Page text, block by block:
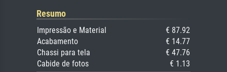
Resumo
Impressão e Material
€ 87.92
Acabamento
€ 14.77
Chassi para tela
€ 47.76
Cabide de fotos
€ 1.13